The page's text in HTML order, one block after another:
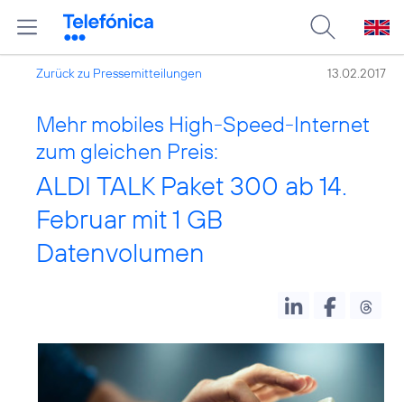
Zurück zu Pressemitteilungen 13.02.2017
Mehr mobiles High-Speed-Internet
zum gleichen Preis:
ALDI TALK Paket 300 ab 14.
Februar mit 1 GB
Datenvolumen